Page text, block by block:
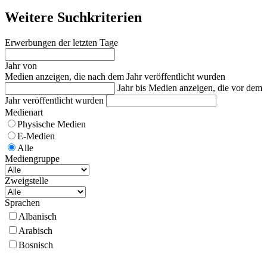
Weitere Suchkriterien
Erwerbungen der letzten Tage
Jahr von
Medien anzeigen, die nach dem Jahr veröffentlicht wurden
Jahr bis Medien anzeigen, die vor dem
Jahr veröffentlicht wurden
Medienart
Physische Medien
E-Medien
Alle
Mediengruppe
Zweigstelle
Sprachen
Albanisch
Arabisch
Bosnisch